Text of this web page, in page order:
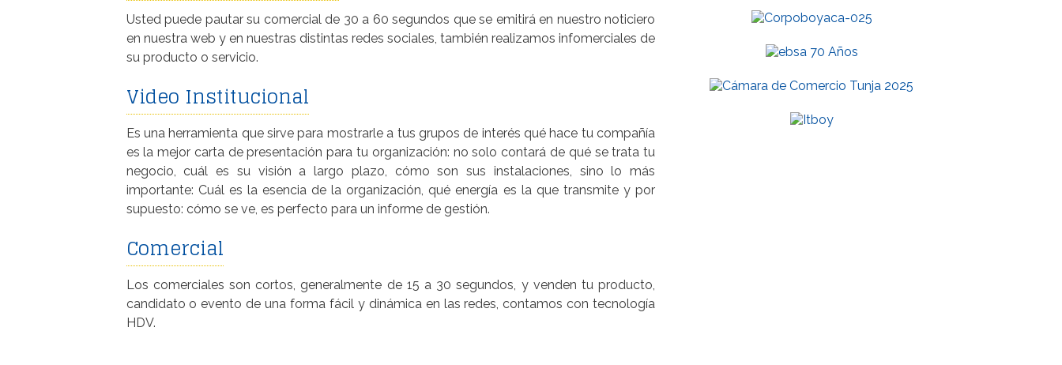
Usted puede pautar su comercial de 30 a 60 segundos que se emitirá en nuestro noticiero
en nuestra web y en nuestras distintas redes sociales, también realizamos infomerciales de
su producto o servicio.
Video Institucional
Es una herramienta que sirve para mostrarle a tus grupos de interés qué hace tu compañía
es la mejor carta de presentación para tu organización: no solo contará de qué se trata tu
negocio, cuál es su visión a largo plazo, cómo son sus instalaciones, sino lo más
importante: Cuál es la esencia de la organización, qué energía es la que transmite y por
supuesto: cómo se ve, es perfecto para un informe de gestión.
Comercial
Los comerciales son cortos, generalmente de 15 a 30 segundos, y venden tu producto,
candidato o evento de una forma fácil y dinámica en las redes, contamos con tecnología
HDV.